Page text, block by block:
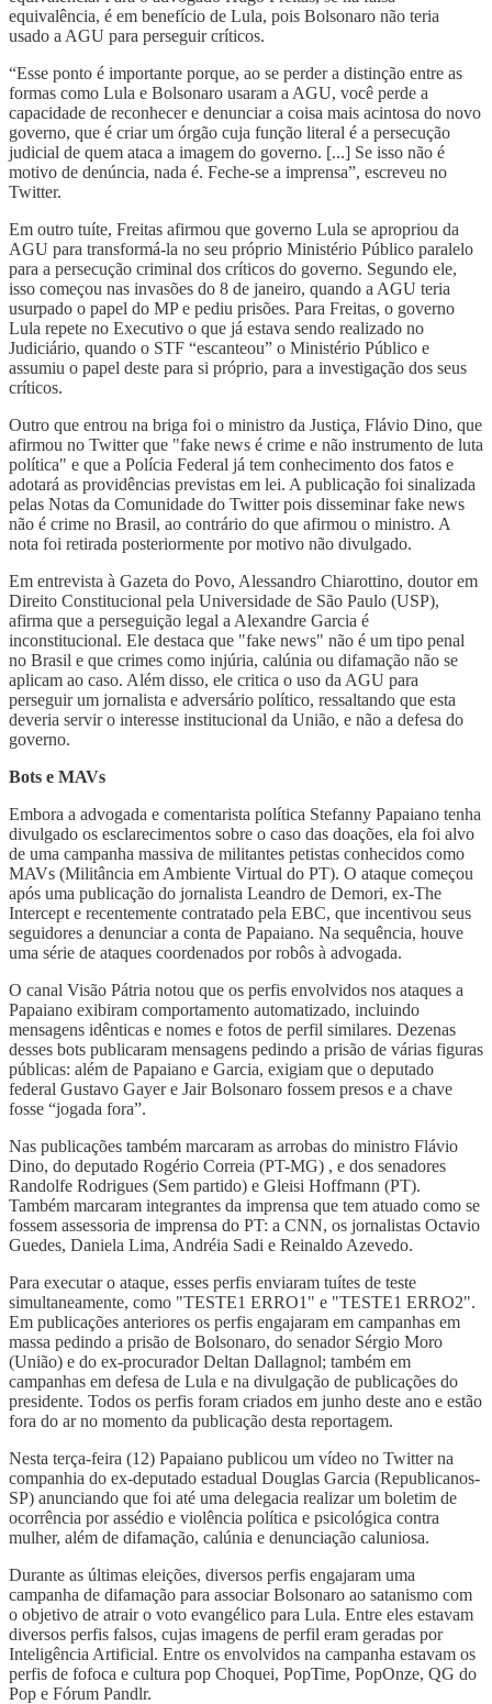
equivalência, é em benefício de Lula, pois Bolsonaro não teria
usado a AGU para perseguir críticos.
“Esse ponto é importante porque, ao se perder a distinção entre as
formas como Lula e Bolsonaro usaram a AGU, você perde a
capacidade de reconhecer e denunciar a coisa mais acintosa do novo
governo, que é criar um órgão cuja função literal é a persecução
judicial de quem ataca a imagem do governo. [...] Se isso não é
motivo de denúncia, nada é. Feche-se a imprensa”, escreveu no
Twitter.
Em outro tuíte, Freitas afirmou que governo Lula se apropriou da
AGU para transformá-la no seu próprio Ministério Público paralelo
para a persecução criminal dos críticos do governo. Segundo ele,
isso começou nas invasões do 8 de janeiro, quando a AGU teria
usurpado o papel do MP e pediu prisões. Para Freitas, o governo
Lula repete no Executivo o que já estava sendo realizado no
Judiciário, quando o STF “escanteou” o Ministério Público e
assumiu o papel deste para si próprio, para a investigação dos seus
críticos.
Outro que entrou na briga foi o ministro da Justiça, Flávio Dino, que
afirmou no Twitter que "fake news é crime e não instrumento de luta
política" e que a Polícia Federal já tem conhecimento dos fatos e
adotará as providências previstas em lei. A publicação foi sinalizada
pelas Notas da Comunidade do Twitter pois disseminar fake news
não é crime no Brasil, ao contrário do que afirmou o ministro. A
nota foi retirada posteriormente por motivo não divulgado.
Em entrevista à Gazeta do Povo, Alessandro Chiarottino, doutor em
Direito Constitucional pela Universidade de São Paulo (USP),
afirma que a perseguição legal a Alexandre Garcia é
inconstitucional. Ele destaca que "fake news" não é um tipo penal
no Brasil e que crimes como injúria, calúnia ou difamação não se
aplicam ao caso. Além disso, ele critica o uso da AGU para
perseguir um jornalista e adversário político, ressaltando que esta
deveria servir o interesse institucional da União, e não a defesa do
governo.
Bots e MAVs
Embora a advogada e comentarista política Stefanny Papaiano tenha
divulgado os esclarecimentos sobre o caso das doações, ela foi alvo
de uma campanha massiva de militantes petistas conhecidos como
MAVs (Militância em Ambiente Virtual do PT). O ataque começou
após uma publicação do jornalista Leandro de Demori, ex-The
Intercept e recentemente contratado pela EBC, que incentivou seus
seguidores a denunciar a conta de Papaiano. Na sequência, houve
uma série de ataques coordenados por robôs à advogada.
O canal Visão Pátria notou que os perfis envolvidos nos ataques a
Papaiano exibiram comportamento automatizado, incluindo
mensagens idênticas e nomes e fotos de perfil similares. Dezenas
desses bots publicaram mensagens pedindo a prisão de várias figuras
públicas: além de Papaiano e Garcia, exigiam que o deputado
federal Gustavo Gayer e Jair Bolsonaro fossem presos e a chave
fosse “jogada fora”.
Nas publicações também marcaram as arrobas do ministro Flávio
Dino, do deputado Rogério Correia (PT-MG) , e dos senadores
Randolfe Rodrigues (Sem partido) e Gleisi Hoffmann (PT).
Também marcaram integrantes da imprensa que tem atuado como se
fossem assessoria de imprensa do PT: a CNN, os jornalistas Octavio
Guedes, Daniela Lima, Andréia Sadi e Reinaldo Azevedo.
Para executar o ataque, esses perfis enviaram tuítes de teste
simultaneamente, como "TESTE1 ERRO1" e "TESTE1 ERRO2".
Em publicações anteriores os perfis engajaram em campanhas em
massa pedindo a prisão de Bolsonaro, do senador Sérgio Moro
(União) e do ex-procurador Deltan Dallagnol; também em
campanhas em defesa de Lula e na divulgação de publicações do
presidente. Todos os perfis foram criados em junho deste ano e estão
fora do ar no momento da publicação desta reportagem.
Nesta terça-feira (12) Papaiano publicou um vídeo no Twitter na
companhia do ex-deputado estadual Douglas Garcia (Republicanos-
SP) anunciando que foi até uma delegacia realizar um boletim de
ocorrência por assédio e violência política e psicológica contra
mulher, além de difamação, calúnia e denunciação caluniosa.
Durante as últimas eleições, diversos perfis engajaram uma
campanha de difamação para associar Bolsonaro ao satanismo com
o objetivo de atrair o voto evangélico para Lula. Entre eles estavam
diversos perfis falsos, cujas imagens de perfil eram geradas por
Inteligência Artificial. Entre os envolvidos na campanha estavam os
perfis de fofoca e cultura pop Choquei, PopTime, PopOnze, QG do
Pop e Fórum Pandlr.